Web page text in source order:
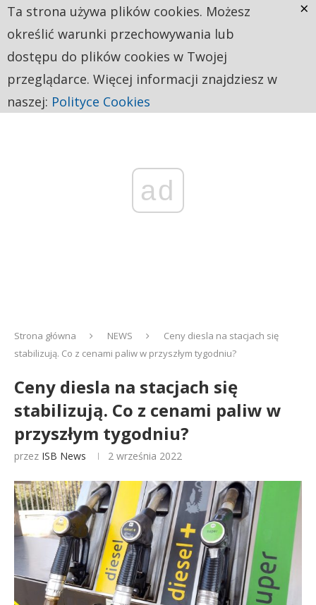
ad
Strona główna NEWS
Ceny diesla na stacjach się
stabilizują. Co z cenami paliw w przyszłym tygodniu?
Ceny diesla na stacjach się
stabilizują. Co z cenami paliw w
przyszłym tygodniu?
przez ISB News 2 września 2022
Ta strona używa plików cookies. Możesz
określić warunki przechowywania lub
dostępu do plików cookies w Twojej
przeglądarce. Więcej informacji znajdziesz w
naszej: Polityce Cookies
×